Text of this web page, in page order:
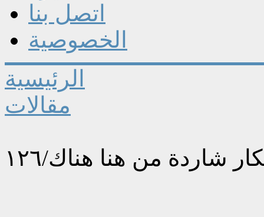
اتصل بنا
الخصوصية
الرئيسية
مقالات
شاردة من هنا هناك/١٢٦